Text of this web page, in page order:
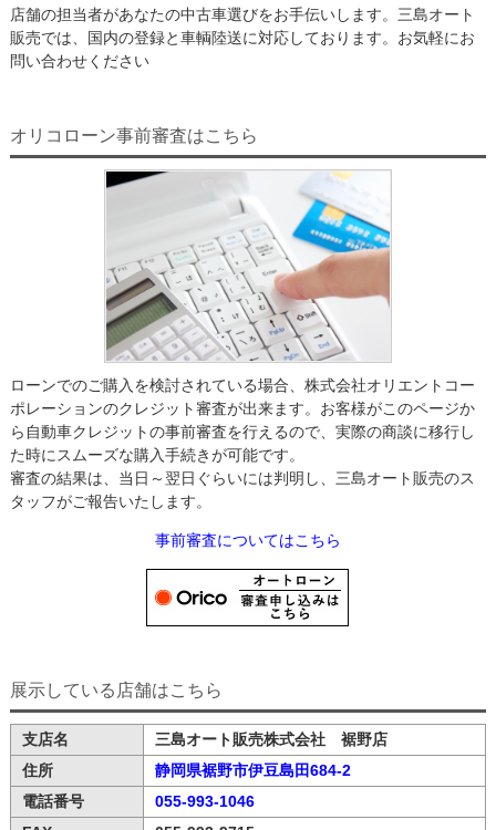
店舗の担当者があなたの中古車選びをお手伝いします。三島オート
販売では、国内の登録と車輌陸送に対応しております。お気軽にお
問い合わせください
オリコローン事前審査はこちら
ローンでのご購入を検討されている場合、株式会社オリエントコー
ポレーションのクレジット審査が出来ます。お客様がこのページか
ら自動車クレジットの事前審査を行えるので、実際の商談に移行し
た時にスムーズな購入手続きが可能です。
審査の結果は、当日～翌日ぐらいには判明し、三島オート販売のス
タッフがご報告いたします。
事前審査についてはこちら
展示している店舗はこちら
支店名
三島オート販売株式会社 裾野店
住所
静岡県裾野市伊豆島田684-2
電話番号
055-993-1046